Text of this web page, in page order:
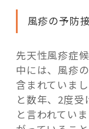
風疹の予防
先天性風疹症
中には、風疹
含まれていま
と数年、2度
と言われてい